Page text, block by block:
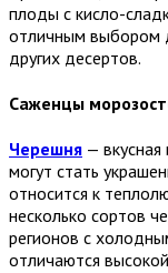
плоды с кисло-
отличным выбором
других десертов.
Саженцы
Черешня —
могут стать
относится к
несколько сортов
регионов с
отличаются